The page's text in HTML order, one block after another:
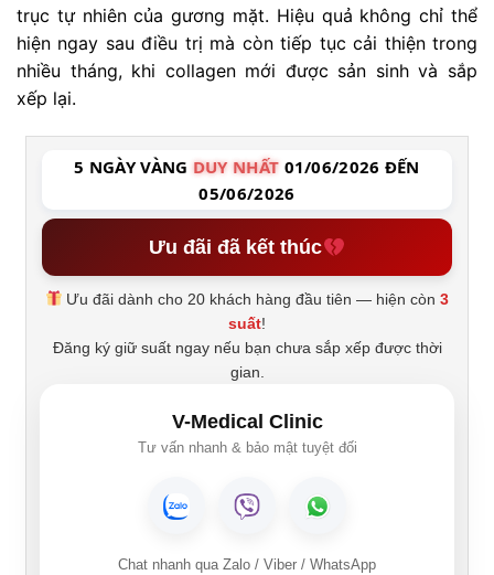
trục tự nhiên của gương mặt. Hiệu quả không chỉ thể
hiện ngay sau điều trị mà còn tiếp tục cải thiện trong
nhiều tháng, khi collagen mới được sản sinh và sắp
xếp lại.
5 NGÀY VÀNG DUY NHẤT 01/06/2026 ĐẾN
05/06/2026
Ưu đãi đã kết thúc
Ưu đãi dành cho 20 khách hàng đầu tiên — hiện còn3
suất!
Đăng ký giữ suất ngay nếu bạn chưa sắp xếp được thời
gian.
V-Medical Clinic
Tư vấn nhanh & bảo mật tuyệt đối
Chat nhanh qua Zalo / Viber / WhatsApp